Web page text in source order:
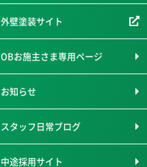
外壁塗装サイト
OBお施主さま専用ページ
お知らせ
スタッフ日常ブログ
中途採用サイト